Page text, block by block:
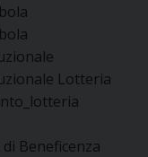
Lotteria
Beneficenza